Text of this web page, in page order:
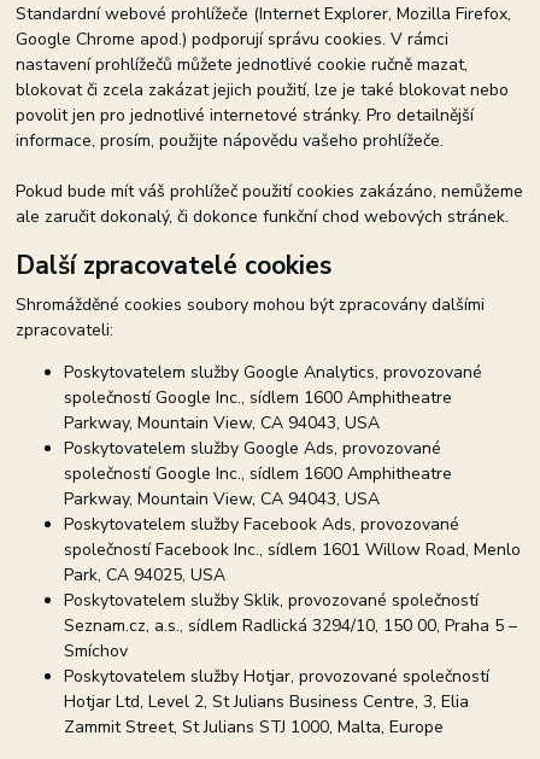
Standardní webové prohlížeče (Internet Explorer, Mozilla Firefox,
Google Chrome apod.) podporují správu cookies. V rámci
nastavení prohlížečů můžete jednotlivé cookie ručně mazat,
blokovat či zcela zakázat jejich použití, lze je také blokovat nebo
povolit jen pro jednotlivé internetové stránky. Pro detailnější
informace, prosím, použijte nápovědu vašeho prohlížeče.
Pokud bude mít váš prohlížeč použití cookies zakázáno, nemůžeme
ale zaručit dokonalý, či dokonce funkční chod webových stránek.
Další zpracovatelé cookies
Shromážděné cookies soubory mohou být zpracovány dalšími
zpracovateli:
Poskytovatelem služby Google Analytics, provozované
společností Google Inc., sídlem 1600 Amphitheatre
Parkway, Mountain View, CA 94043, USA
Poskytovatelem služby Google Ads, provozované
společností Google Inc., sídlem 1600 Amphitheatre
Parkway, Mountain View, CA 94043, USA
Poskytovatelem služby Facebook Ads, provozované
společností Facebook Inc., sídlem 1601 Willow Road, Menlo
Park, CA 94025, USA
Poskytovatelem služby Sklik, provozované společností
Seznam.cz, a.s., sídlem Radlická 3294/10, 150 00, Praha 5 –
Smíchov
Poskytovatelem služby Hotjar, provozované společností
Hotjar Ltd, Level 2, St Julians Business Centre, 3, Elia
Zammit Street, St Julians STJ 1000, Malta, Europe